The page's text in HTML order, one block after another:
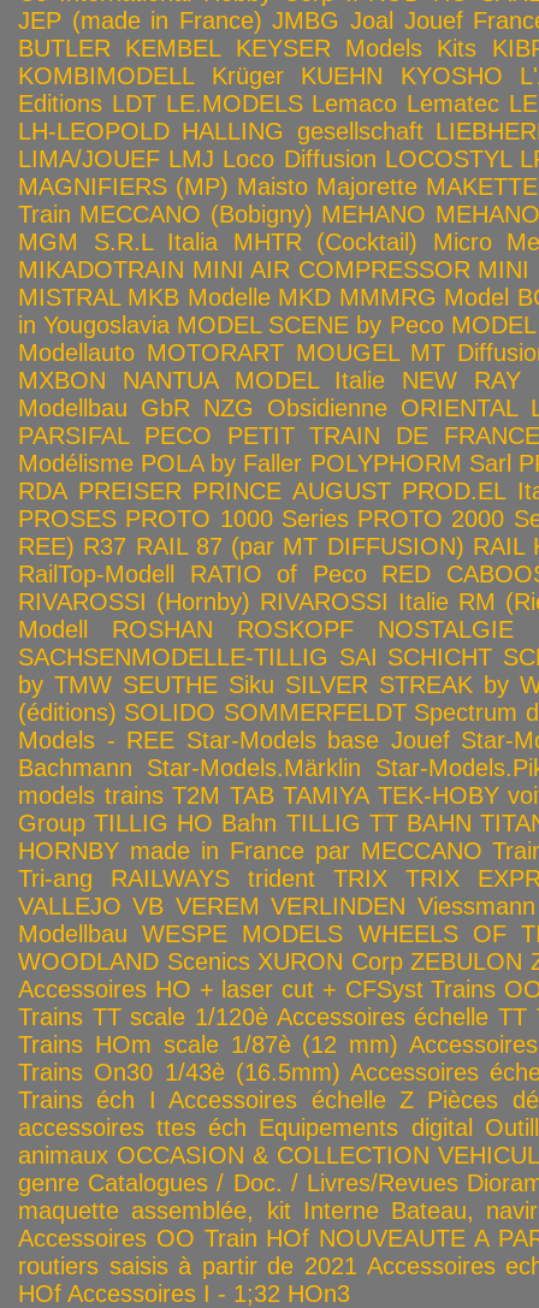
JEP (made in France) JMBG Joal Jouef
BUTLER
KEMBEL KEYSER Models Kits
KOMBIMODELL
Krüger KUEHN KYOSHO
Editions LDT LE.MODELS Lemaco Lematec
LH-LEOPOLD HALLING gesellschaft
LIMA/JOUEF LMJ Loco Diffusion LOCOSTYL
MAGNIFIERS (MP) Maisto Majorette MAKETTE
Train MECCANO (Bobigny) MEHANO
MGM S.R.L Italia
MHTR (Cocktail)
Micro
MIKADOTRAIN MINI AIR COMPRESSOR MINI
MISTRAL MKB Modelle MKD MMMRG Model
in Yougoslavia MODEL SCENE by Peco
Modellauto MOTORART MOUGEL MT
MXBON
NANTUA MODEL Italie NEW RAY
Modellbau GbR NZG Obsidienne ORIENTAL
PARSIFAL
PECO
PETIT TRAIN DE FRANCE
Modélisme POLA by Faller POLYPHORM Sarl
RDA PREISER PRINCE AUGUST PROD.EL
PROSES PROTO 1000 Series PROTO 2000
REE) R37 RAIL 87 (par MT DIFFUSION) RAIL
RailTop-Modell
RATIO of Peco
RED
RIVAROSSI (Hornby) RIVAROSSI Italie RM
Modell
ROSHAN ROSKOPF NOSTALGIE
SACHSENMODELLE-TILLIG SAI SCHICHT
by TMW SEUTHE Siku SILVER STREAK by
(éditions) SOLIDO SOMMERFELDT Spectrum
Models - REE Star-Models base Jouef Star-
Bachmann
Star-Models.Märklin
Star-
models trains T2M TAB TAMIYA TEK-HOBY
Group TILLIG HO Bahn TILLIG TT BAHN
HORNBY made in France par MECCANO
Tri-ang RAILWAYS
trident TRIX
TRIX
VALLEJO VB VEREM VERLINDEN Viessmann
Modellbau WESPE MODELS WHEELS OF
WOODLAND Scenics XURON Corp ZEBULON
Accessoires HO + laser cut + CFSyst Trains
Trains TT scale 1/120è Accessoires échelle TT
Trains HOm scale 1/87è (12 mm)
Trains On30 1/43è (16.5mm) Accessoires
Trains éch I Accessoires échelle Z Pièces
accessoires ttes éch Equipements digital
animaux OCCASION & COLLECTION
genre Catalogues / Doc. / Livres/Revues
maquette assemblée, kit Interne Bateau,
Accessoires OO Train HOf NOUVEAUTE A
routiers saisis à partir de 2021 Accessoires
HOf Accessoires I - 1;32 HOn3